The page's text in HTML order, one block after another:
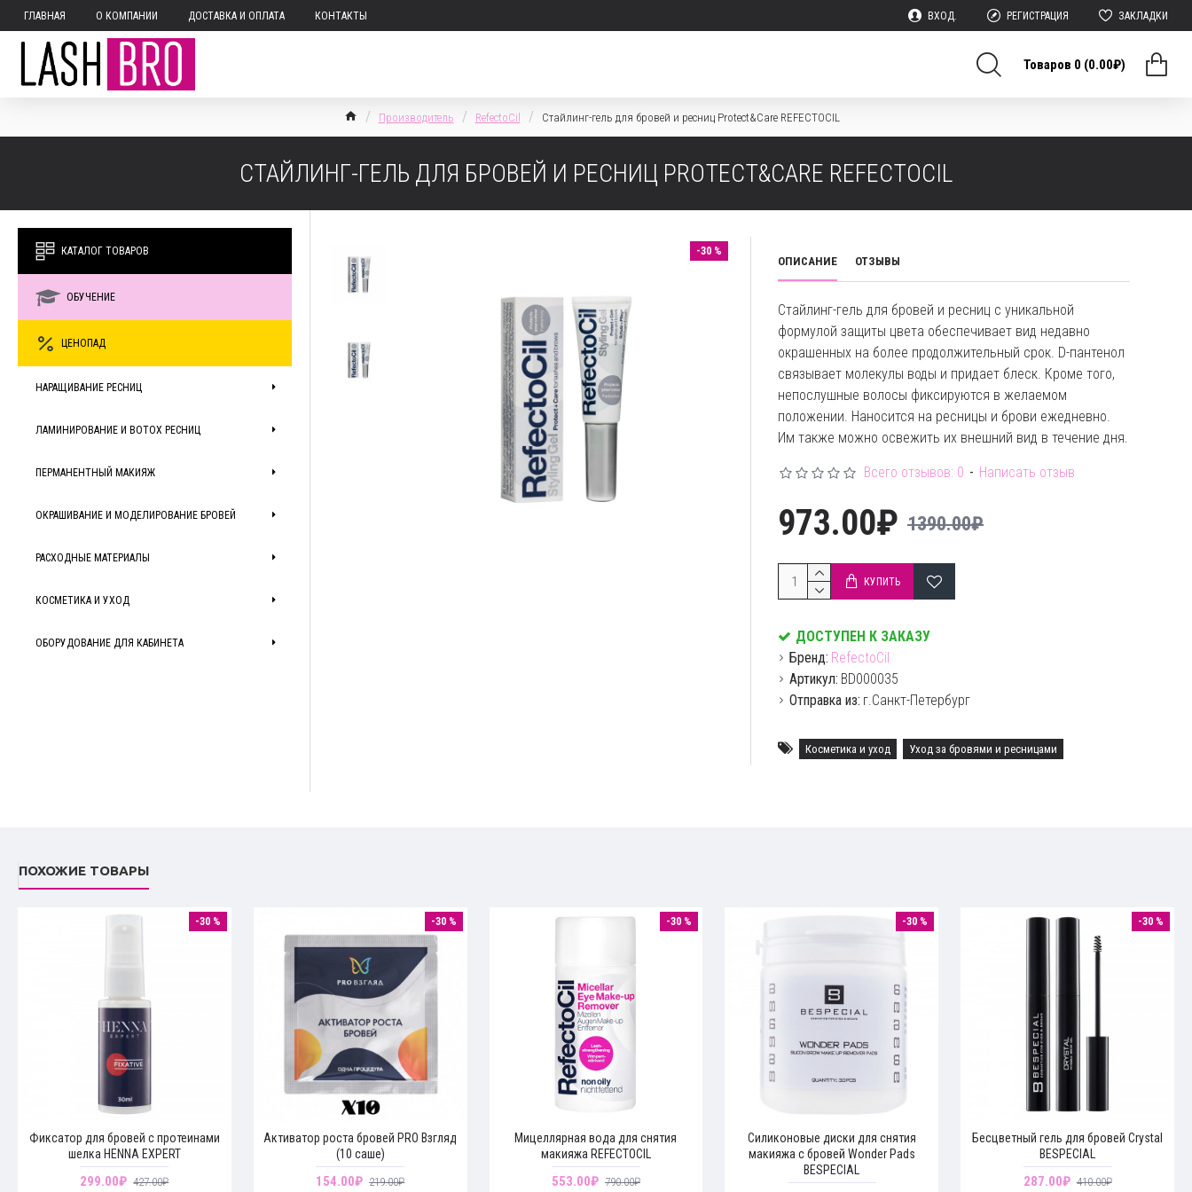
ГЛАВНАЯ О КОМПАНИИ ДОСТАВКА И ОПЛАТА КОНТАКТЫ ВХОД. РЕГИСТРАЦИЯ ЗАКЛАДКИ
Товаров 0 (0.00₽)
Производитель RefectoCil Стайлинг-гель для бровей и ресниц Protect&Care REFECTOCIL
СТАЙЛИНГ-ГЕЛЬ ДЛЯ БРОВЕЙ И РЕСНИЦ PROTECT&CARE REFECTOCIL
КАТАЛОГ ТОВАРОВ
ОБУЧЕНИЕ
ЦЕНОПАД
НАРАЩИВАНИЕ РЕСНИЦ
ЛАМИНИРОВАНИЕ И BOTOX РЕСНИЦ
ПЕРМАНЕНТНЫЙ МАКИЯЖ
ОКРАШИВАНИЕ И МОДЕЛИРОВАНИЕ БРОВЕЙ
РАСХОДНЫЕ МАТЕРИАЛЫ
КОСМЕТИКА И УХОД
ОБОРУДОВАНИЕ ДЛЯ КАБИНЕТА
-30 %
ОПИСАНИЕ ОТЗЫВЫ
Стайлинг-гель для бровей и ресниц с уникальной
формулой защиты цвета обеспечивает вид недавно
окрашенных на более продолжительный срок. D-пантенол
связывает молекулы воды и придает блеск. Кроме того,
непослушные волосы фиксируются в желаемом
положении. Наносится на ресницы и брови ежедневно.
Им также можно освежить их внешний вид в течение дня.
ДОСТУПЕН К ЗАКАЗУ
Бренд: RefectoCil
Артикул: BD000035
Отправка из: г.Санкт-Петербург
Всего отзывов: 0 - Написать отзыв
973.00₽ 1390.00₽
КУПИТЬ
Косметика и уход Уход за бровями и ресницами
ПОХОЖИЕ ТОВАРЫ
-30 %
Фиксатор для бровей с протеинами
шелка HENNA EXPERT
299.00₽ 427.00₽
-30 %
Активатор роста бровей PRO Взгляд
(10 саше)
154.00₽ 219.00₽
-30 %
Мицеллярная вода для снятия
макияжа REFECTOCIL
553.00₽ 790.00₽
-30 %
Силиконовые диски для снятия
макияжа с бровей Wonder Pads
BESPECIAL
-30 %
Бесцветный гель для бровей Crystal
BESPECIAL
287.00₽ 410.00₽